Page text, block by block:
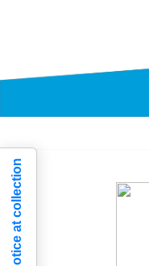
Notice at collection